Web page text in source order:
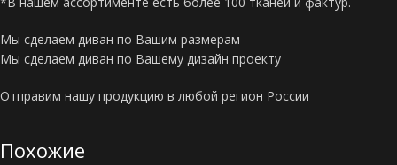
Мы сделаем диван по Вашим размерам
Мы сделаем диван по Вашему дизайн проекту
Отправим нашу продукцию в любой регион России
Похожие